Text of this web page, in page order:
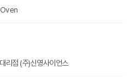
점 (주)신영사이언스